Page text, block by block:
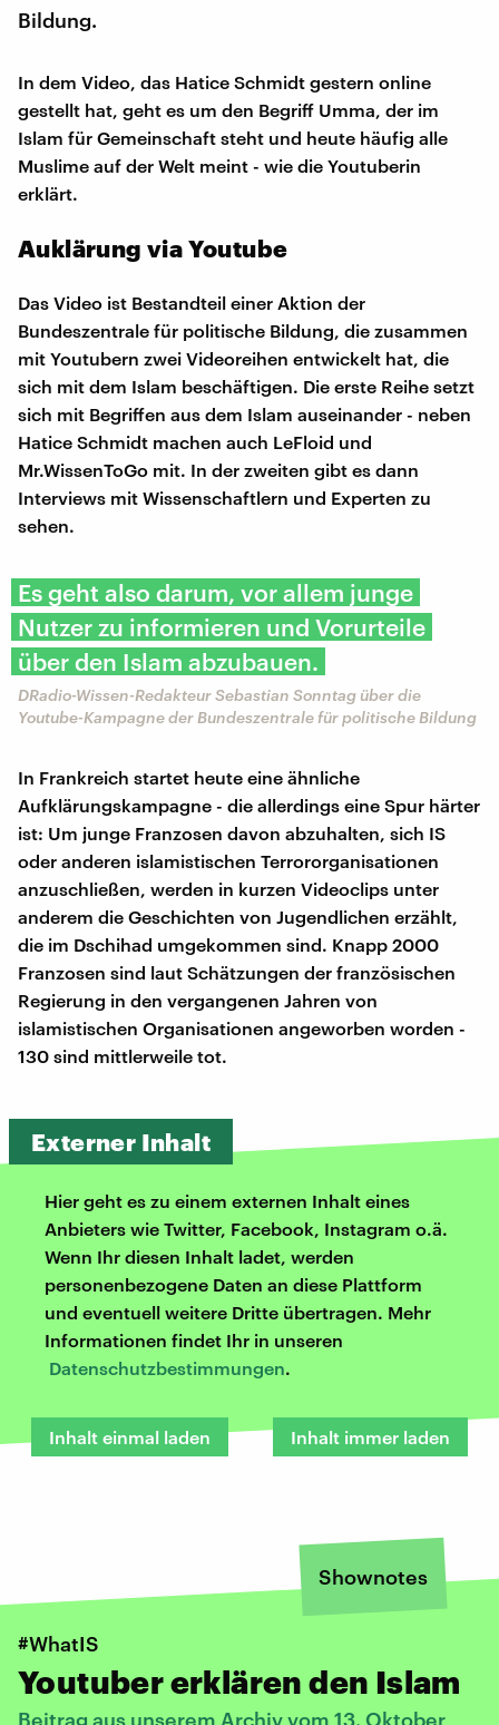
Bildung.
In dem Video, das Hatice Schmidt gestern online
gestellt hat, geht es um den Begriff Umma, der im
Islam für Gemeinschaft steht und heute häufig alle
Muslime auf der Welt meint - wie die Youtuberin
erklärt.
Auklärung via Youtube
Das Video ist Bestandteil einer Aktion der
Bundeszentrale für politische Bildung, die zusammen
mit Youtubern zwei Videoreihen entwickelt hat, die
sich mit dem Islam beschäftigen. Die erste Reihe setzt
sich mit Begriffen aus dem Islam auseinander - neben
Hatice Schmidt machen auch LeFloid und
Mr.WissenToGo mit. In der zweiten gibt es dann
Interviews mit Wissenschaftlern und Experten zu
sehen.
Es geht also darum, vor allem junge
Nutzer zu informieren und Vorurteile
über den Islam abzubauen.
DRadio-Wissen-Redakteur Sebastian Sonntag über die
Youtube-Kampagne der Bundeszentrale für politische Bildung
In Frankreich startet heute eine ähnliche
Aufklärungskampagne - die allerdings eine Spur härter
ist: Um junge Franzosen davon abzuhalten, sich IS
oder anderen islamistischen Terrororganisationen
anzuschließen, werden in kurzen Videoclips unter
anderem die Geschichten von Jugendlichen erzählt,
die im Dschihad umgekommen sind. Knapp 2000
Franzosen sind laut Schätzungen der französischen
Regierung in den vergangenen Jahren von
islamistischen Organisationen angeworben worden -
130 sind mittlerweile tot.
Externer Inhalt
Hier geht es zu einem externen Inhalt eines
Anbieters wie Twitter, Facebook, Instagram o.ä.
Wenn Ihr diesen Inhalt ladet, werden
personenbezogene Daten an diese Plattform
und eventuell weitere Dritte übertragen. Mehr
Informationen findet Ihr in unseren
Datenschutzbestimmungen.
Inhalt einmal laden Inhalt immer laden
Shownotes
#WhatIS
Youtuber erklären den Islam
Beitrag aus unserem Archiv vom 13. Oktober